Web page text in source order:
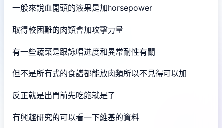
一般來說血開頭的液果是加horsepower
取得較困難的肉類會加攻擊力量
有一些蔬菜是跟詠唱进度和異常耐性有關
但不是所有式的食譜都能放肉類所以不見得可以加
反正就是出門前先吃飽就是了
有興趣研究的可以看一下維基的資料